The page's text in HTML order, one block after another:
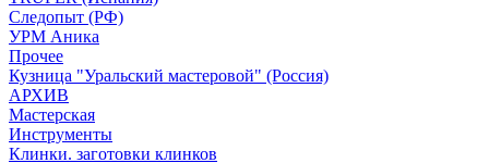
Следопыт (РФ)
УРМ Аника
Прочее
Кузница "Уральский мастеровой" (Россия)
АРХИВ
Мастерская
Инструменты
Клинки. заготовки клинков